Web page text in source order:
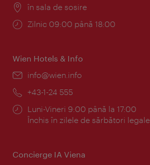
Locul:
în sala de sosire
Program:
Zilnic 09:00 până 18:00
Wien Hotels & Info
E-
info@wien.info
Telefon:
+43-1-24 555
Program:
Luni-Vineri 9:00 până la 17:00
Închis în zilele de sărbători legale
Concierge IA Viena